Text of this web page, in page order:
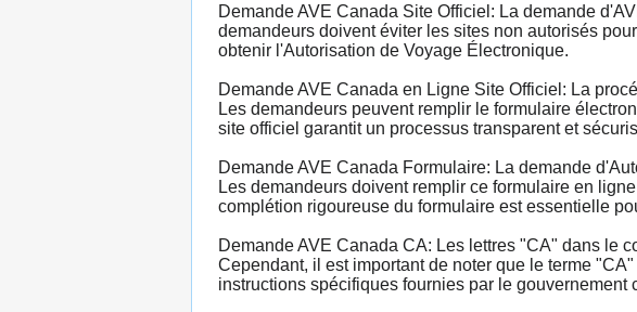
Demande AVE Canada Site Officiel: La demande
demandeurs doivent éviter les sites non autorisés
obtenir l'Autorisation de Voyage Électronique.
Demande AVE Canada en Ligne Site Officiel: La
Les demandeurs peuvent remplir le formulaire
site officiel garantit un processus transparent et
Demande AVE Canada Formulaire: La demande
Les demandeurs doivent remplir ce formulaire en
complétion rigoureuse du formulaire est essentielle
Demande AVE Canada CA: Les lettres "CA" dans le
Cependant, il est important de noter que le terme
instructions spécifiques fournies par le